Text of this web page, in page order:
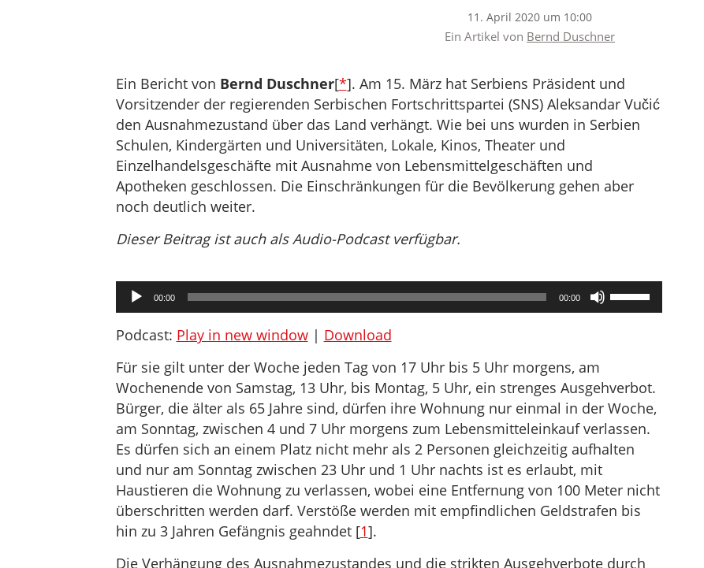
11. April 2020 um 10:00
Ein Artikel von Bernd Duschner
Ein Bericht von Bernd Duschner[*]. Am 15. März hat Serbiens Präsident und
Vorsitzender der regierenden Serbischen Fortschrittspartei (SNS) Aleksandar Vučić
den Ausnahmezustand über das Land verhängt. Wie bei uns wurden in Serbien
Schulen, Kindergärten und Universitäten, Lokale, Kinos, Theater und
Einzelhandelsgeschäfte mit Ausnahme von Lebensmittelgeschäften und
Apotheken geschlossen. Die Einschränkungen für die Bevölkerung gehen aber
noch deutlich weiter.
Dieser Beitrag ist auch als Audio-Podcast verfügbar.
Audio-
Player
00:00 00:00
Pfeiltasten
Hoch/Runter
Lautstärke
zu
regeln.
Podcast: Play in new window| Download
Für sie gilt unter der Woche jeden Tag von 17 Uhr bis 5 Uhr morgens, am
Wochenende von Samstag, 13 Uhr, bis Montag, 5 Uhr, ein strenges Ausgehverbot.
Bürger, die älter als 65 Jahre sind, dürfen ihre Wohnung nur einmal in der Woche,
am Sonntag, zwischen 4 und 7 Uhr morgens zum Lebensmitteleinkauf verlassen.
Es dürfen sich an einem Platz nicht mehr als 2 Personen gleichzeitig aufhalten
und nur am Sonntag zwischen 23 Uhr und 1 Uhr nachts ist es erlaubt, mit
Haustieren die Wohnung zu verlassen, wobei eine Entfernung von 100 Meter nicht
überschritten werden darf. Verstöße werden mit empfindlichen Geldstrafen bis
hin zu 3 Jahren Gefängnis geahndet [1].
Die Verhängung des Ausnahmezustandes und die strikten Ausgehverbote durch